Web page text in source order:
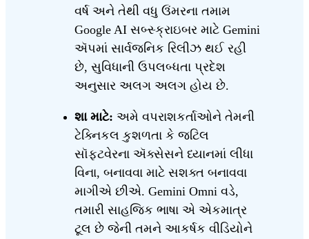
વર્ષ અને તેથી વધુ ઉંમરના તમામ
Google AI સબ્સ્ક્રાઇબર માટે Gemini
ઍપમાં સાર્વજનિક રિલીઝ થઈ રહી
છે, સુવિધાની ઉપલબ્ધતા પ્રદેશ
અનુસાર અલગ અલગ હોય છે.
શા માટે: અમે વપરાશકર્તાઓને તેમની
ટેક્નિકલ કુશળતા કે જટિલ
સૉફ્ટવેરના ઍક્સેસને ધ્યાનમાં લીધા
વિના, બનાવવા માટે સશક્ત બનાવવા
માગીએ છીએ. Gemini Omni વડે,
તમારી સાહજિક ભાષા એ એકમાત્ર
ટૂલ છે જેની તમને આકર્ષક વીડિયોને